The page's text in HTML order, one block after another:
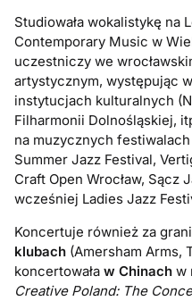
Studiowała wokalistykę na
Contemporary Music w
uczestniczy we
artystycznym, występując
instytucjach kulturalnych
Filharmonii Dolnośląskiej,
na muzycznych
Summer Jazz Festival,
Craft Open Wrocław, Sącz
wcześniej Ladies Jazz
Koncertuje również za
klubach (Amersham Arms,
koncertowaław Chinachw
Creative Poland: The